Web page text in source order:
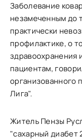
Заболевание
незамеченным до
практически
профилактике, о
здравоохранения
пациентам,
организованного
Лига".
Житель Пензы
"сахарный диабет